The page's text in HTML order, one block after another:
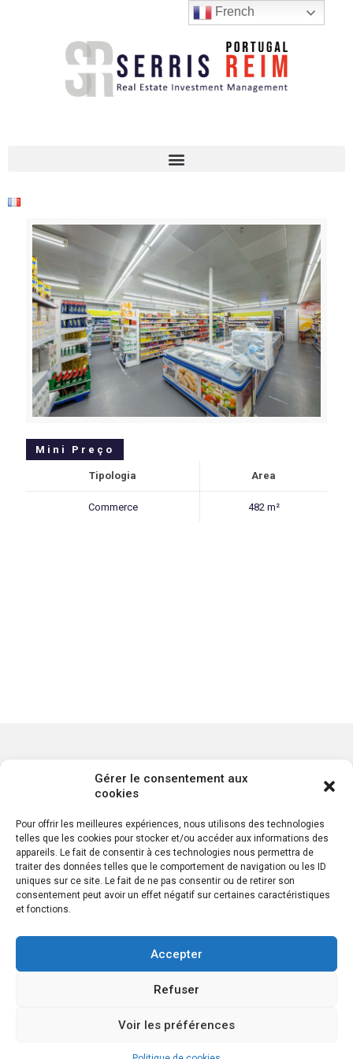
Gérer le consentement aux
cookies
Pour offrir les meilleures expériences, nous utilisons des technologies
telles que les cookies pour stocker et/ou accéder aux informations des
appareils. Le fait de consentir à ces technologies nous permettra de
traiter des données telles que le comportement de navigation ou les ID
uniques sur ce site. Le fait de ne pas consentir ou de retirer son
consentement peut avoir un effet négatif sur certaines caractéristiques
et fonctions.
Accepter
Refuser
Voir les préférences
Mini Preço
Tipologia Area
Commerce 482 m²
Serris Reim - 135 avenue de Wagram, 75017 Paris
Serris Reim - Lyon 9, 55TER, Avenue rené Cassin
Serris Reim - Belgique (1050), 380 avenue Louise
Serris Reim - Madrid, Calle de Don Ramón de la Cruz 38
French